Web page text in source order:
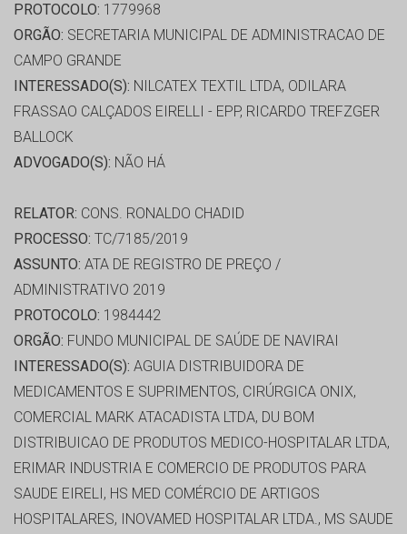
PROTOCOLO: 1779968
ORGÃO: SECRETARIA MUNICIPAL DE ADMINISTRACAO DE
CAMPO GRANDE
INTERESSADO(S): NILCATEX TEXTIL LTDA, ODILARA
FRASSAO CALÇADOS EIRELLI - EPP, RICARDO TREFZGER
BALLOCK
ADVOGADO(S): NÃO HÁ
RELATOR: CONS. RONALDO CHADID
PROCESSO: TC/7185/2019
ASSUNTO: ATA DE REGISTRO DE PREÇO /
ADMINISTRATIVO 2019
PROTOCOLO: 1984442
ORGÃO: FUNDO MUNICIPAL DE SAÚDE DE NAVIRAI
INTERESSADO(S): AGUIA DISTRIBUIDORA DE
MEDICAMENTOS E SUPRIMENTOS, CIRÚRGICA ONIX,
COMERCIAL MARK ATACADISTA LTDA, DU BOM
DISTRIBUICAO DE PRODUTOS MEDICO-HOSPITALAR LTDA,
ERIMAR INDUSTRIA E COMERCIO DE PRODUTOS PARA
SAUDE EIRELI, HS MED COMÉRCIO DE ARTIGOS
HOSPITALARES, INOVAMED HOSPITALAR LTDA., MS SAUDE